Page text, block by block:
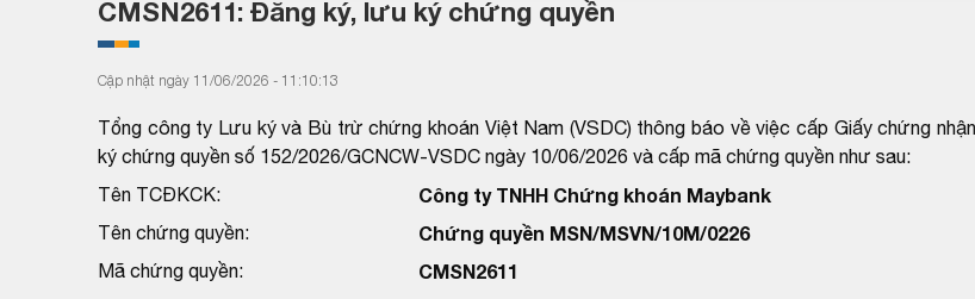
CMSN2611: Đăng ký, lưu ký chứng quyền
Cập nhật ngày 11/06/2026 - 11:10:13
Tổng công ty Lưu ký và Bù trừ chứng khoán Việt Nam (VSDC) thông báo về việc cấp Giấy chứng
ký chứng quyền số 152/2026/GCNCW-VSDC ngày 10/06/2026 và cấp mã chứng quyền như sau:
Tên TCĐKCK:
Công ty TNHH Chứng khoán Maybank
Tên chứng quyền: Chứng quyền MSN/MSVN/10M/0226
Mã chứng quyền: CMSN2611